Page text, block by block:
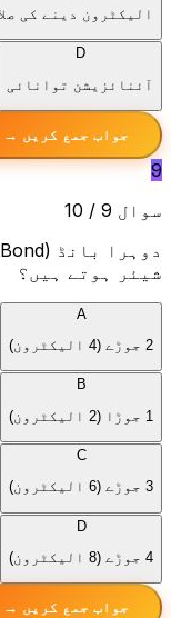
الیکٹرون دینے کی
D
آئنائزیشن توانائی
جواب جمع کریں →
9
سوال 9 / 10
شیئر ہوتے ہیں؟
A
2 جوڑے (4 الیکٹرون)
B
1 جوڑا (2 الیکٹرون)
C
3 جوڑے (6 الیکٹرون)
D
4 جوڑے (8 الیکٹرون)
جواب جمع کریں →